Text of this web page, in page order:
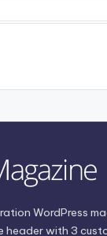
WordPress
header with 3